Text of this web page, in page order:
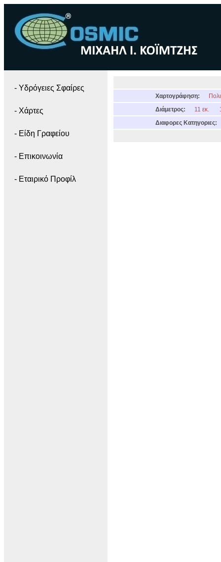
- Yδρόγειες Σφαίρες
- Χάρτες
- Είδη Γραφείου
- Επικοινωνία
- Εταιρικό Προφίλ
Χαρτογράφηση:
Διάμετρος:
11 εκ.
Διαφορες Κατηγοριες: